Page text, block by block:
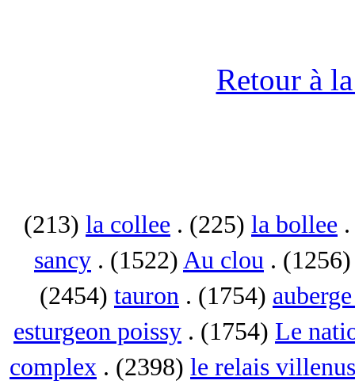
Retour à
(213) la collee . (225) la bollee
sancy . (1522) Au clou .
(2454) tauron . (1754)
esturgeon poissy . (1754) Le
complex . (2398) le relais villenus